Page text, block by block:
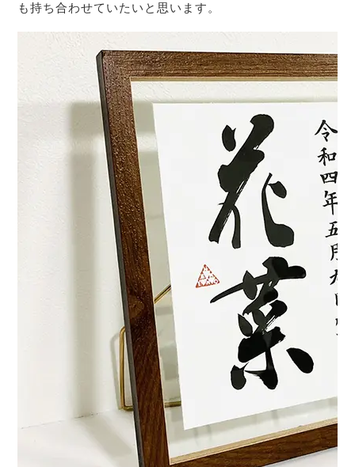
も持ち合わせていたいと思います。